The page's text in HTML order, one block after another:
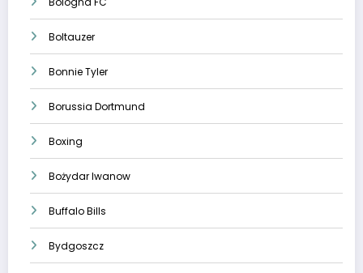
Boltauzer
Bonnie Tyler
Borussia Dortmund
Boxing
Bożydar Iwanow
Buffalo Bills
Bydgoszcz